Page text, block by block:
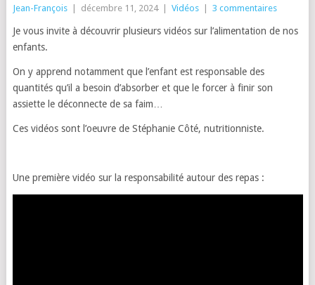
Jean-François décembre 11, 2024 Vidéos 3 commentaires
Je vous invite à découvrir plusieurs vidéos sur l’alimentation de nos
enfants.
On y apprend notamment que l’enfant est responsable des
quantités qu’il a besoin d’absorber et que le forcer à finir son
assiette le déconnecte de sa faim…
Ces vidéos sont l’oeuvre de Stéphanie Côté, nutritionniste.
Une première vidéo sur la responsabilité autour des repas :